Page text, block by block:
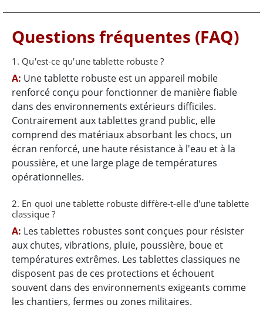
Questions fréquentes (FAQ)
1. Qu'est-ce qu'une tablette robuste ?
A: Une tablette robuste est un appareil mobile
renforcé conçu pour fonctionner de manière fiable
dans des environnements extérieurs difficiles.
Contrairement aux tablettes grand public, elle
comprend des matériaux absorbant les chocs, un
écran renforcé, une haute résistance à l'eau et à la
poussière, et une large plage de températures
opérationnelles.
2. En quoi une tablette robuste diffère-t-elle d'une tablette
classique ?
A: Les tablettes robustes sont conçues pour résister
aux chutes, vibrations, pluie, poussière, boue et
températures extrêmes. Les tablettes classiques ne
disposent pas de ces protections et échouent
souvent dans des environnements exigeants comme
les chantiers, fermes ou zones militaires.